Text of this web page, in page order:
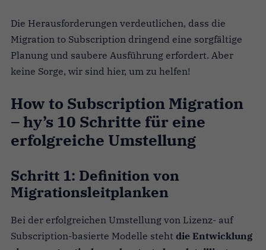
Die Herausforderungen verdeutlichen, dass die
Migration to Subscription dringend eine sorgfältige
Planung und saubere Ausführung erfordert. Aber
keine Sorge, wir sind hier, um zu helfen!
How to Subscription Migration
– hy’s 10 Schritte für eine
erfolgreiche Umstellung
Schritt 1: Definition von
Migrationsleitplanken
Bei der erfolgreichen Umstellung von Lizenz- auf
Subscription-basierte Modelle steht die Entwicklung